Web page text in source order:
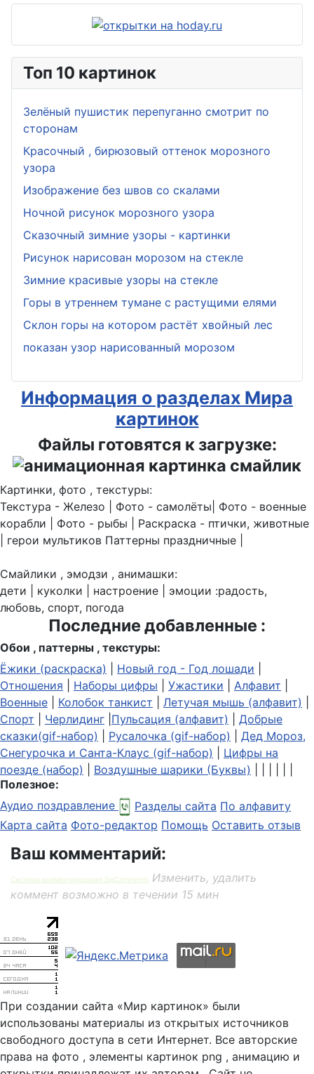
Топ 10 картинок
Зелёный пушистик перепуганно смотрит по
сторонам
Красочный , бирюзовый оттенок морозного
узора
Изображение без швов со скалами
Ночной рисунок морозного узора
Сказочный зимние узоры - картинки
Рисунок нарисован морозом на стекле
Зимние красивые узоры на стекле
Горы в утреннем тумане с растущими елями
Склон горы на котором растёт хвойный лес
показан узор нарисованный морозом
Информация о разделах Мира
картинок
Файлы готовятся к загрузке:
Картинки, фото , текстуры:
Текстура - Железо | Фото - самолёты| Фото - военные
корабли | Фото - рыбы | Раскраска - птички, животные
| герои мультиков Паттерны праздничные |
Смайлики , эмодзи , анимашки:
дети | куколки | настроение | эмоции :радость,
любовь, спорт, погода
Последние добавленные :
Обои , паттерны , текстуры:
Ёжики (раскраска)
Новый год - Год лошади
Отношения
Наборы цифры Ужастики Алфавит
Военные
Колобок танкист Летучая мышь (алфавит)
Спорт
Черлидинг Пульсация (алфавит)
Добрые
сказки(gif-набор)
Русалочка (gif-набор)
Дед Мороз,
Снегурочка и Санта-Клаус (gif-набор)
Цифры на
поезде (набор)
Воздушные шарики (Буквы)
Полезное:
Аудио поздравление
Разделы сайта По алфавиту
Карта сайта Фото-редактор Помощь Оставить отзыв
Ваш комментарий:
Система комментирования SigComments
Изменить, удалить
коммент возможно в течении 15 мин
При создании сайта «Мир картинок» были
использованы материалы из открытых источников
свободного доступа в сети Интернет. Все авторские
права на фото , элементы картинок png , анимацию и